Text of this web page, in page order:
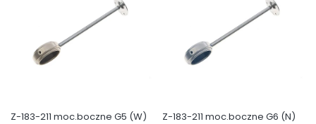
Z-183-211 moc.boczne G5 (W) Z-183-211 moc.boczne G6 (N)